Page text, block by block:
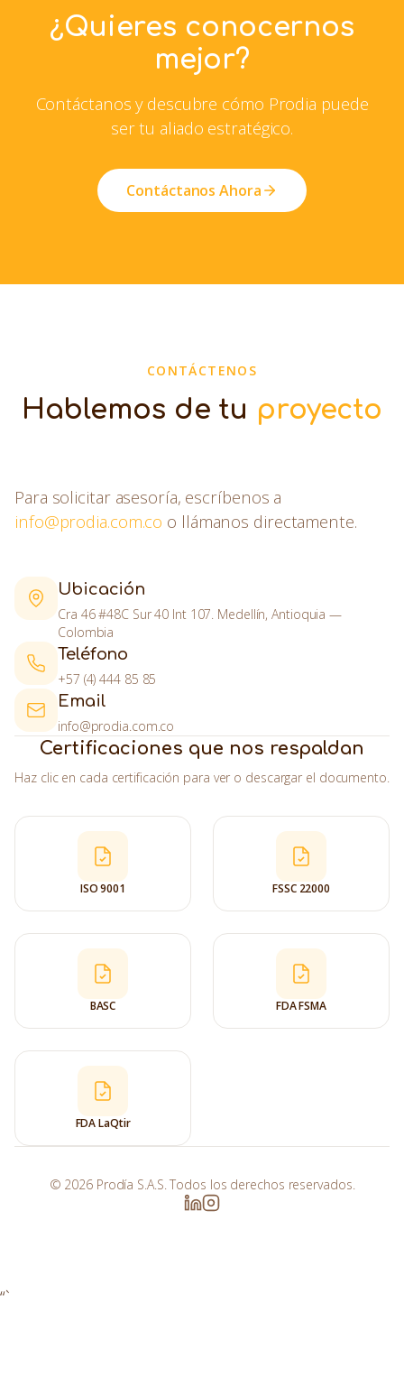
¿Quieres conocernos
mejor?
Contáctanos y descubre cómo Prodia puede
ser tu aliado estratégico.
Contáctanos Ahora
CONTÁCTENOS
Hablemos de tu proyecto
Para solicitar asesoría, escríbenos a
info@prodia.com.co o llámanos directamente.
Ubicación
Cra 46 #48C Sur 40 Int 107. Medellín, Antioquia —
Colombia
Teléfono
+57 (4) 444 85 85
Email
info@prodia.com.co
Certificaciones que nos respaldan
Haz clic en cada certificación para ver o descargar el documento.
ISO 9001 FSSC 22000
BASC FDA FSMA
FDA LaQtir
© 2026 Prodía S.A.S. Todos los derechos reservados.
“`